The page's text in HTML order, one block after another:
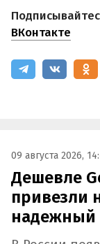
ВКонтакте
09 августа 2026,
Дешевле
привезли
надежный